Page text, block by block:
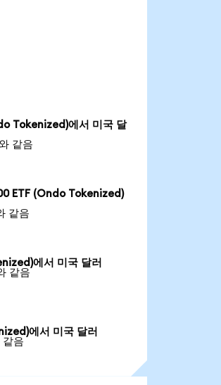
Tokenized)에서 미국 달
같음
ETF (Ondo Tokenized)
같음
에서 미국 달러
같음
에서 미국 달러
같음